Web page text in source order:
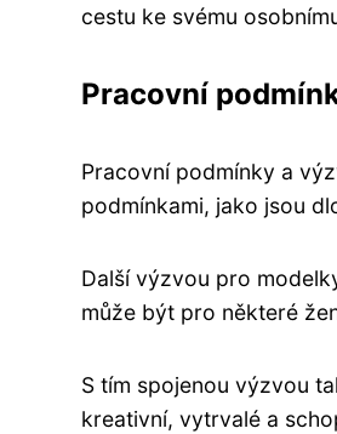
cestu ke svému
Pracovní
Pracovní podmínky a
podmínkami, jako jsou
Další výzvou pro
může být pro některé
S tím spojenou výzvou
kreativní, vytrvalé a